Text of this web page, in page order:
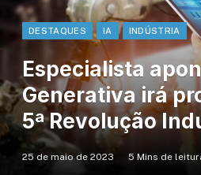
DESTAQUES IA INDÚSTRIA
Especialista
Generativa irá
5ª Revolução
25 de maio de 2023 5 Mins de